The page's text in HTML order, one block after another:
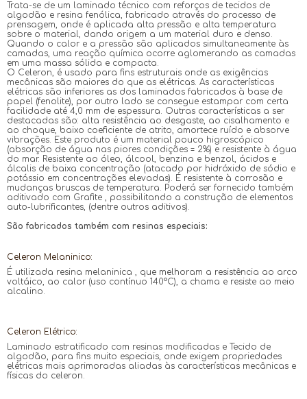
Trata-se de um laminado técnico com reforços de tecidos de
algodão e resina fenólica, fabricado através do processo de
prensagem, onde é aplicada alta pressão e alta temperatura
sobre o material, dando origem a um material duro e denso.
Quando o calor e a pressão são aplicados simultaneamente às
camadas, uma reação química ocorre aglomerando as camadas
em uma massa sólida e compacta.
O Celeron, é usado para fins estruturais onde as exigências
mecânicas são maiores do que as elétricas. As características
elétricas são inferiores as dos laminados fabricados à base de
papel (fenolite), por outro lado se consegue estampar com certa
facilidade até 4,0 mm de espessura. Outras características a ser
destacadas são: alta resistência ao desgaste, ao cisalhamento e
ao choque, baixo coeficiente de atrito, amortece ruído e absorve
vibrações. Este produto é um material pouco higroscópico
(absorção de água nas piores condições = 2%) e resistente à água
do mar. Resistente ao óleo, álcool, benzina e benzol, ácidos e
álcalis de baixa concentração (atacado por hidróxido de sódio e
potássio em concentrações elevadas). É resistente à corrosão e
mudanças bruscas de temperatura. Poderá ser fornecido também
aditivado com Grafite , possibilitando a construção de elementos
auto-lubrificantes, (dentre outros aditivos).
São fabricados também com resinas especiais:
Celeron Melaninico:
É utilizada resina melaninica , que melhoram a resistência ao arco
voltáico, ao calor (uso contínuo 140°C), a chama e resiste ao meio
alcalino.
Celeron Elétrico:
Laminado estratificado com resinas modificadas e Tecido de
algodão, para fins muito especiais, onde exigem propriedades
elétricas mais aprimoradas aliadas às características mecânicas e
físicas do celeron.